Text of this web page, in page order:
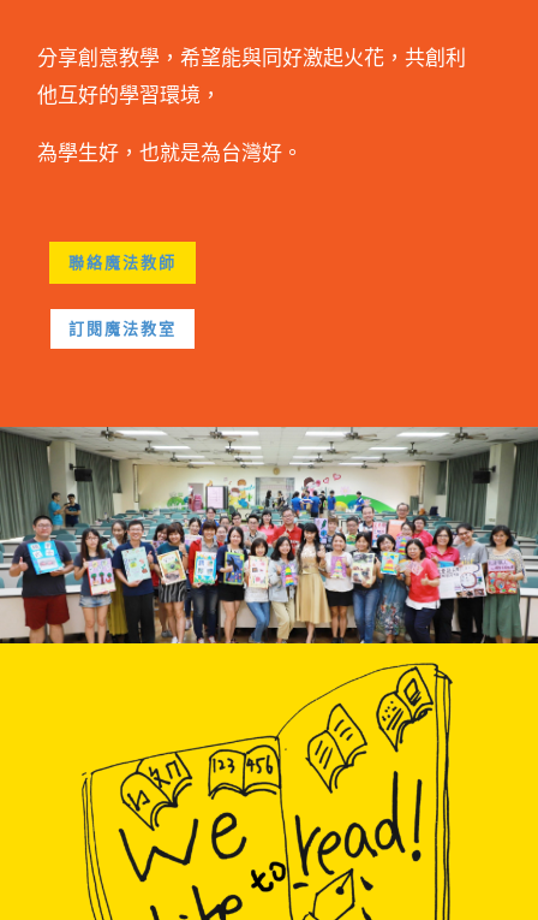
分享創意教學，希望能與同好激起火花，共創利
他互好的學習環境，
為學生好，也就是為台灣好。
聯絡魔法教師
訂閱魔法教室